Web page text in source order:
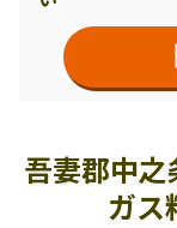
吾妻郡中
ガス